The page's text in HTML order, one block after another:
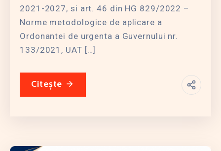
2021-2027, si art. 46 din HG 829/2022 –
Norme metodologice de aplicare a
Ordonantei de urgenta a Guvernului nr.
133/2021, UAT […]
Citește